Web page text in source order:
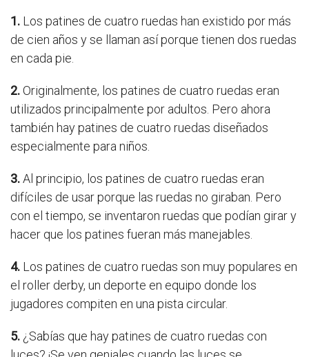
1. Los patines de cuatro ruedas han existido por más
de cien años y se llaman así porque tienen dos ruedas
en cada pie.
2.Originalmente, los patines de cuatro ruedas eran
utilizados principalmente por adultos. Pero ahora
también hay patines de cuatro ruedas diseñados
especialmente para niños.
3.Al principio, los patines de cuatro ruedas eran
difíciles de usar porque las ruedas no giraban. Pero
con el tiempo, se inventaron ruedas que podían girar y
hacer que los patines fueran más manejables.
4. Los patines de cuatro ruedas son muy populares en
el roller derby, un deporte en equipo donde los
jugadores compiten en una pista circular.
5. ¿Sabías que hay patines de cuatro ruedas con